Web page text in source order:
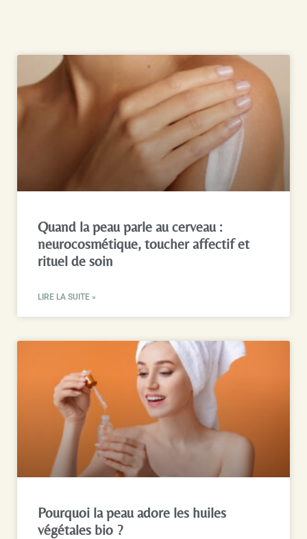
Quand la peau parle au cerveau :
neurocosmétique, toucher affectif et
rituel de soin
LIRE LA SUITE »
Pourquoi la peau adore les huiles
végétales bio ?